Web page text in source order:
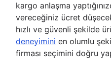
kargo anlaşma
vereceğiniz ücret
hızlı ve güvenli şekilde
deneyimini en olumlu
firması seçimini doğru